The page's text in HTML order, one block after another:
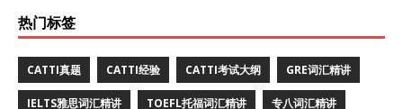
热门标签
CATTI真题 CATTI经验 CATTI考试大纲 GRE词汇精讲
IELTS雅思词汇精讲 TOEFL托福词汇精讲 专八词汇精讲